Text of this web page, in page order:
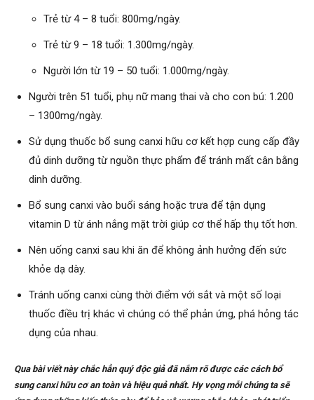
Trẻ từ 4 – 8 tuổi: 800mg/ngày.
Trẻ từ 9 – 18 tuổi: 1.300mg/ngày.
Người lớn từ 19 – 50 tuổi: 1.000mg/ngày.
Người trên 51 tuổi, phụ nữ mang thai và cho con bú: 1.200
– 1300mg/ngày.
Sử dụng thuốc bổ sung canxi hữu cơ kết hợp cung cấp đầy
đủ dinh dưỡng từ nguồn thực phẩm để tránh mất cân bằng
dinh dưỡng.
Bổ sung canxi vào buổi sáng hoặc trưa để tận dụng
vitamin D từ ánh nắng mặt trời giúp cơ thể hấp thụ tốt hơn.
Nên uống canxi sau khi ăn để không ảnh hưởng đến sức
khỏe dạ dày.
Tránh uống canxi cùng thời điểm với sắt và một số loại
thuốc điều trị khác vì chúng có thể phản ứng, phá hỏng tác
dụng của nhau.
Qua bài viết này chắc hẳn quý độc giả đã nắm rõ được các cách bổ
sung canxi hữu cơ an toàn và hiệu quả nhất. Hy vọng mỗi chúng ta sẽ